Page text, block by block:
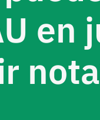
en